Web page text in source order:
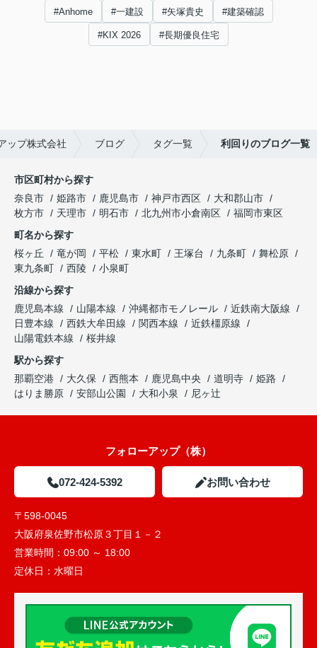
#Anhome #一建設 #矢塚貴史 #建築確認
#KIX 2026 #長期優良住宅
ップ株式会社 ブログ タグ一覧 利回りのブログ一覧
市区町村から探す
奈良市
姫路市 鹿児島市 神戸市西区
大和郡山市
枚方市
天理市 明石市 北九州市小倉南区
福岡市東区
町名から探す
桜ヶ丘
竜が岡 平松 東水町 王塚台 九条町
舞松原
東九条町
西陵
小泉町
沿線から探す
鹿児島本線
山陽本線 沖縄都市モノレール
近鉄南大阪線
日豊本線
西鉄大牟田線 関西本線
近鉄橿原線
山陽電鉄本線
桜井線
駅から探す
那覇空港
大久保 西熊本 鹿児島中央 道明寺
姫路
はりま勝原
安部山公園 大和小泉 尼ヶ辻
フォローアップ（株）
072-424-5392 お問い合わせ
〒598-0045
大阪府泉佐野市松原３丁目１－２
営業時間： 09:00 ～ 18:00
定休日： 水曜日